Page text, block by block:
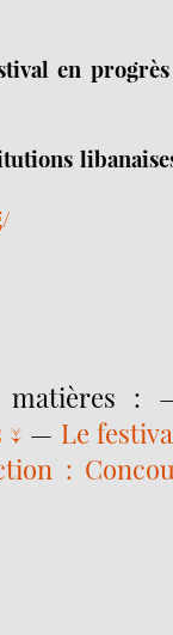
en progrès
matières
↓ — Le
: